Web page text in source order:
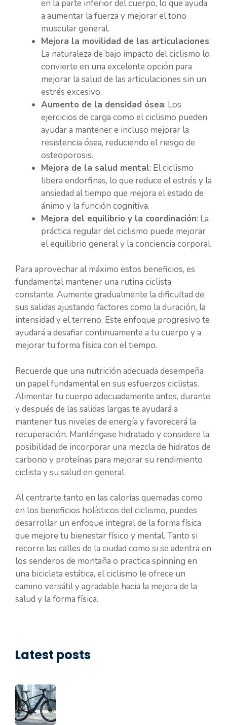
en la parte inferior del cuerpo, lo que ayuda
a aumentar la fuerza y mejorar el tono
muscular general.
Mejora la movilidad de las articulaciones:
La naturaleza de bajo impacto del ciclismo lo
convierte en una excelente opción para
mejorar la salud de las articulaciones sin un
estrés excesivo.
Aumento de la densidad ósea: Los
ejercicios de carga como el ciclismo pueden
ayudar a mantener e incluso mejorar la
resistencia ósea, reduciendo el riesgo de
osteoporosis.
Mejora de la salud mental: El ciclismo
libera endorfinas, lo que reduce el estrés y la
ansiedad al tiempo que mejora el estado de
ánimo y la función cognitiva.
Mejora del equilibrio y la coordinación: La
práctica regular del ciclismo puede mejorar
el equilibrio general y la conciencia corporal.
Para aprovechar al máximo estos beneficios, es
fundamental mantener una rutina ciclista
constante. Aumente gradualmente la dificultad de
sus salidas ajustando factores como la duración, la
intensidad y el terreno. Este enfoque progresivo te
ayudará a desafiar continuamente a tu cuerpo y a
mejorar tu forma física con el tiempo.
Recuerde que una nutrición adecuada desempeña
un papel fundamental en sus esfuerzos ciclistas.
Alimentar tu cuerpo adecuadamente antes, durante
y después de las salidas largas te ayudará a
mantener tus niveles de energía y favorecerá la
recuperación. Manténgase hidratado y considere la
posibilidad de incorporar una mezcla de hidratos de
carbono y proteínas para mejorar su rendimiento
ciclista y su salud en general.
Al centrarte tanto en las calorías quemadas como
en los beneficios holísticos del ciclismo, puedes
desarrollar un enfoque integral de la forma física
que mejore tu bienestar físico y mental. Tanto si
recorre las calles de la ciudad como si se adentra en
los senderos de montaña o practica spinning en
una bicicleta estática, el ciclismo le ofrece un
camino versátil y agradable hacia la mejora de la
salud y la forma física.
Latest posts